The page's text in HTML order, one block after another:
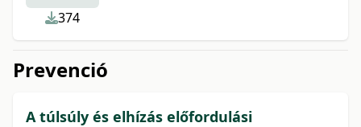
374
Prevenció
A túlsúly és elhízás előfordulási